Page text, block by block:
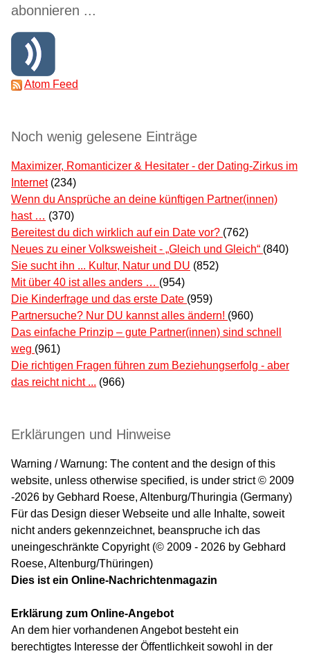
abonnieren ...
Atom Feed
Noch wenig gelesene Einträge
Maximizer, Romanticizer & Hesitater - der Dating-Zirkus im
Internet (234)
Wenn du Ansprüche an deine künftigen Partner(innen)
hast … (370)
Bereitest du dich wirklich auf ein Date vor? (762)
Neues zu einer Volksweisheit - „Gleich und Gleich“ (840)
Sie sucht ihn ... Kultur, Natur und DU (852)
Mit über 40 ist alles anders … (954)
Die Kinderfrage und das erste Date (959)
Partnersuche? Nur DU kannst alles ändern! (960)
Das einfache Prinzip – gute Partner(innen) sind schnell
weg (961)
Die richtigen Fragen führen zum Beziehungserfolg - aber
das reicht nicht ... (966)
Erklärungen und Hinweise
Warning / Warnung: The content and the design of this
website, unless otherwise specified, is under strict © 2009
-2026 by Gebhard Roese, Altenburg/Thuringia (Germany)
Für das Design dieser Webseite und alle Inhalte, soweit
nicht anders gekennzeichnet, beanspruche ich das
uneingeschränkte Copyright (© 2009 - 2026 by Gebhard
Roese, Altenburg/Thüringen)
Dies ist ein Online-Nachrichtenmagazin
Erklärung zum Online-Angebot
An dem hier vorhandenen Angebot besteht ein
berechtigtes Interesse der Öffentlichkeit sowohl in der